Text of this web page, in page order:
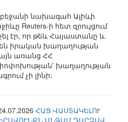
նախագահ Ալիևի
Reuters-ի հետ զրույցում
էր, որ թեև Հայաստանը և
իրական խաղաղության
առանց ՀՀ
խաղաղության
չի լինի:
ՀԱՑ ՎԱՍՏԱԿԵԼՈՒ
ԱՆԳԱՄ ԴԱՐՁԱՎ